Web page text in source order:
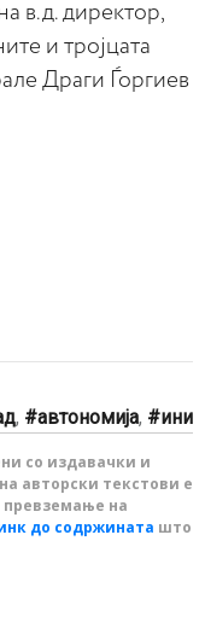
в.д. директор,
и тројцата
Драги Ѓоргиев
, автономија, ини
со издавачки и
авторски текстови е
превземање на
до содржината што